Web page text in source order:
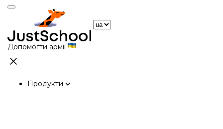
Допомогти армії
Продукти